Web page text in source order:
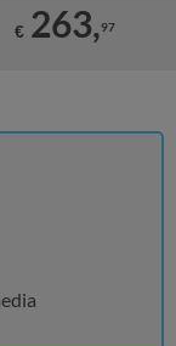
€ 263,97